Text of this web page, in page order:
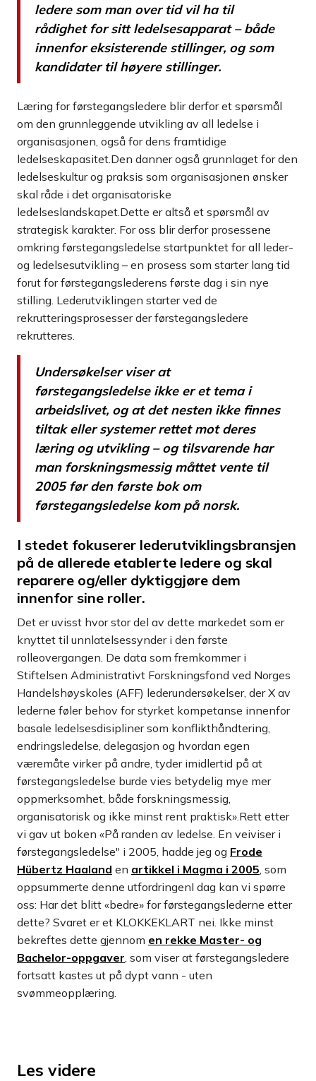
ledere som man over tid vil ha til
rådighet for sitt ledelsesapparat – både
innenfor eksisterende stillinger, og som
kandidater til høyere stillinger.
Læring for førstegangsledere blir derfor et spørsmål
om den grunnleggende utvikling av all ledelse i
organisasjonen, også for dens framtidige
ledelseskapasitet.Den danner også grunnlaget for den
ledelseskultur og praksis som organisasjonen ønsker
skal råde i det organisatoriske
ledelseslandskapet.Dette er altså et spørsmål av
strategisk karakter. For oss blir derfor prosessene
omkring førstegangsledelse startpunktet for all leder-
og ledelsesutvikling – en prosess som starter lang tid
forut for førstegangslederens første dag i sin nye
stilling. Lederutviklingen starter ved de
rekrutteringsprosesser der førstegangsledere
rekrutteres.
Undersøkelser viser at
førstegangsledelse ikke er et tema i
arbeidslivet, og at det nesten ikke finnes
tiltak eller systemer rettet mot deres
læring og utvikling – og tilsvarende har
man forskningsmessig måttet vente til
2005 før den første bok om
førstegangsledelse kom på norsk.
I stedet fokuserer lederutviklingsbransjen
på de allerede etablerte ledere og skal
reparere og/eller dyktiggjøre dem
innenfor sine roller.
Det er uvisst hvor stor del av dette markedet som er
knyttet til unnlatelsessynder i den første
rolleovergangen. De data som fremkommer i
Stiftelsen Administrativt Forskningsfond ved Norges
Handelshøyskoles (AFF) lederundersøkelser, der X av
lederne føler behov for styrket kompetanse innenfor
basale ledelsesdisipliner som konflikthåndtering,
endringsledelse, delegasjon og hvordan egen
væremåte virker på andre, tyder imidlertid på at
førstegangsledelse burde vies betydelig mye mer
oppmerksomhet, både forskningsmessig,
organisatorisk og ikke minst rent praktisk».Rett etter
vi gav ut boken «På randen av ledelse. En veiviser i
førstegangsledelse" i 2005, hadde jeg og Frode
Hübertz Haaland en artikkel i Magma i 2005 , som
oppsummerte denne utfordringenI dag kan vi spørre
oss: Har det blitt «bedre» for førstegangslederne etter
dette? Svaret er et KLOKKEKLART nei. Ikke minst
bekreftes dette gjennom en rekke Master- og
Bachelor-oppgaver , som viser at førstegangsledere
fortsatt kastes ut på dypt vann - uten
svømmeopplæring.
Les videre